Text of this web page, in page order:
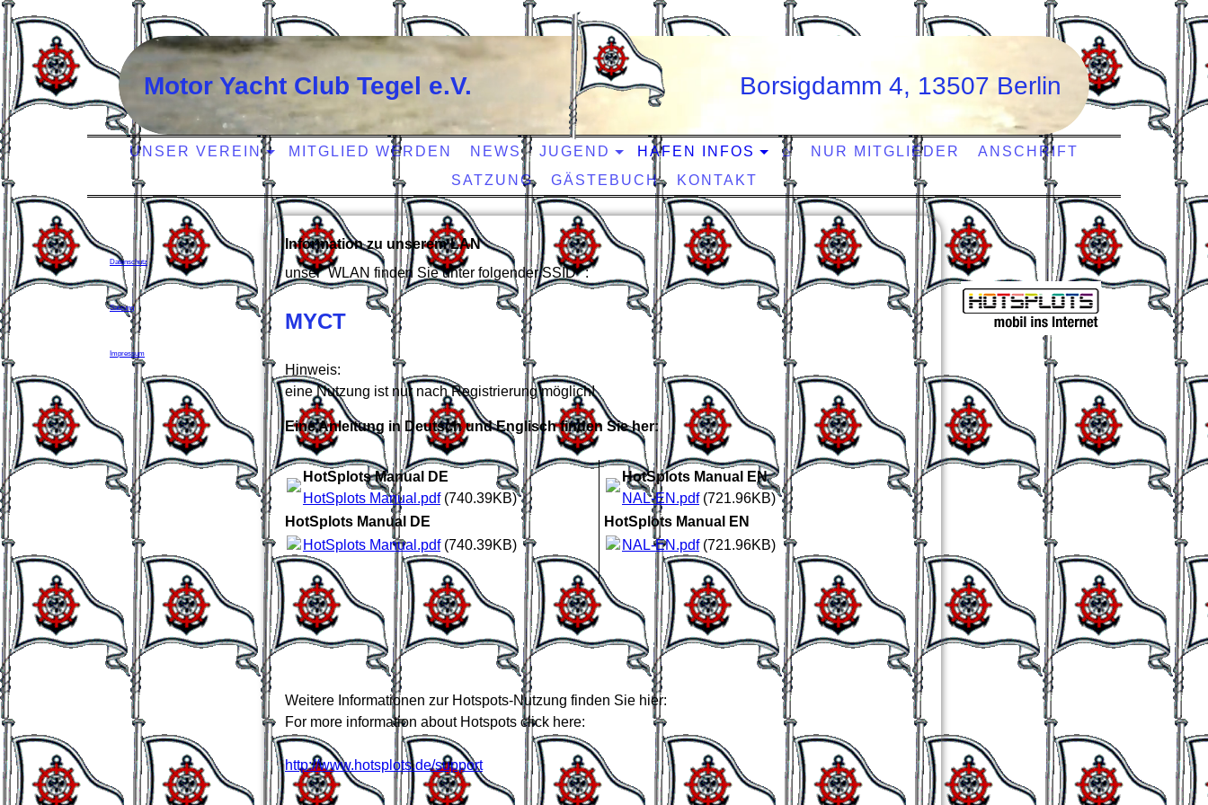
Motor Yacht Club Tegel e.V. Borsigdamm 4, 13507 Berlin
UNSER VEREIN MITGLIED WERDEN NEWS JUGEND HAFEN INFOS ⌂ NUR MITGLIEDER
ANSCHRIFT
SATZUNG
GÄSTEBUCH KONTAKT
Information zu unserem LAN
unser WLAN finden Sie unter folgender SSID* :
MYCT
Hinweis:
eine Nutzung ist nur nach Registrierung möglich!
Eine Anleitung in Deutsch und Englisch finden Sie her:
HotSplots Manual DE
HotSplots Manual.pdf(740.39KB)
HotSplots Manual DE
HotSplots Manual.pdf(740.39KB)
HotSplots Manual EN
NAL-EN.pdf(721.96KB)
HotSplots Manual EN
NAL-EN.pdf(721.96KB)
Weitere Informationen zur Hotspots-Nutzung finden Sie hier:
For more information about Hotspots click here:
http://www.hotsplots.de/support
Datenschutz
Satzung
Impressum
logoohnehintergrund